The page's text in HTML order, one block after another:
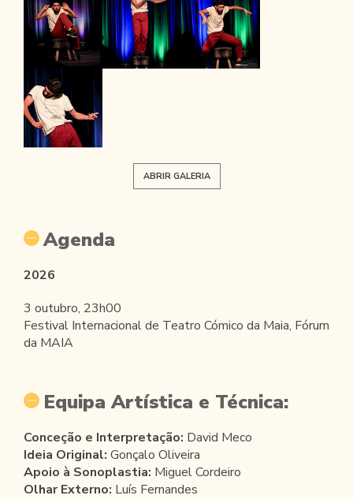
ABRIR GALERIA
Agenda
2026
3 outubro, 23h00
Festival Internacional de Teatro Cómico da Maia, Fórum
da MAIA
Equipa Artística e Técnica:
Conceção e Interpretação: David Meco
Ideia Original: Gonçalo Oliveira
Apoio à Sonoplastia: Miguel Cordeiro
Olhar Externo: Luís Fernandes